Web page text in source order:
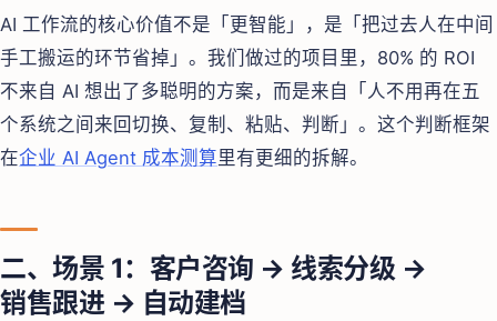
AI 工作流的核心价值不是「更智能」，是「把过去人在中间
手工搬运的环节省掉」。我们做过的项目里，80% 的 ROI
不来自 AI 想出了多聪明的方案，而是来自「人不用再在五
个系统之间来回切换、复制、粘贴、判断」。这个判断框架
在企业 AI Agent 成本测算里有更细的拆解。
二、场景 1：客户咨询 → 线索分级 →
销售跟进 → 自动建档